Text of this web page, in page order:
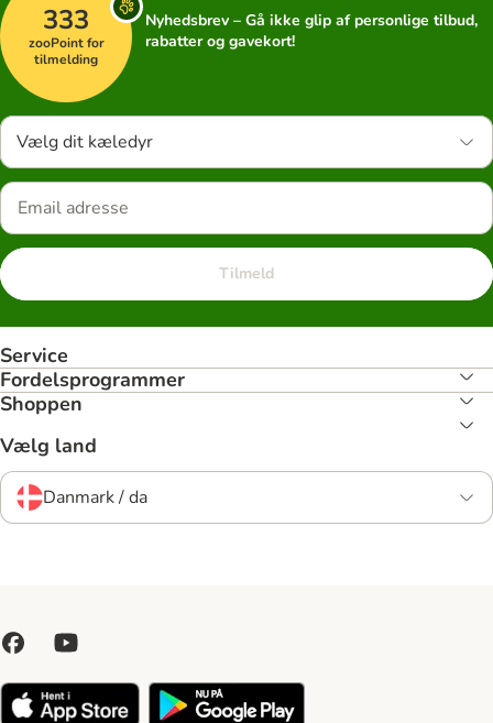
333
zooPoint for
tilmelding
Nyhedsbrev – Gå ikke glip af personlige tilbud,
rabatter og gavekort!
Vælg dit kæledyr
Tilmeld
Service
Fordelsprogrammer
Shoppen
Vælg land
Danmark / da